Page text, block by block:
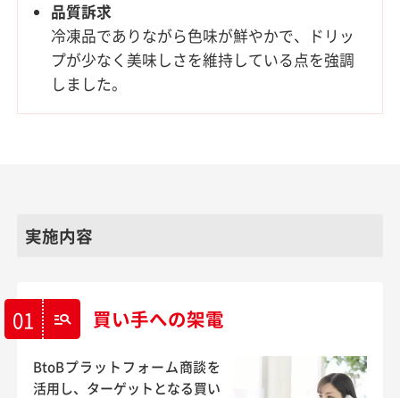
品質訴求
冷凍品でありながら色味が鮮やかで、ドリッ
プが少なく美味しさを維持している点を強調
しました。
実施内容
01 manage_search 買い手への架電
BtoBプラットフォーム商談を
活用し、ターゲットとなる買い